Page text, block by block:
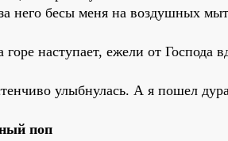
него бесы меня на воздушных
горе наступает, ежели от Господа
улыбнулась. А я пошел
поп